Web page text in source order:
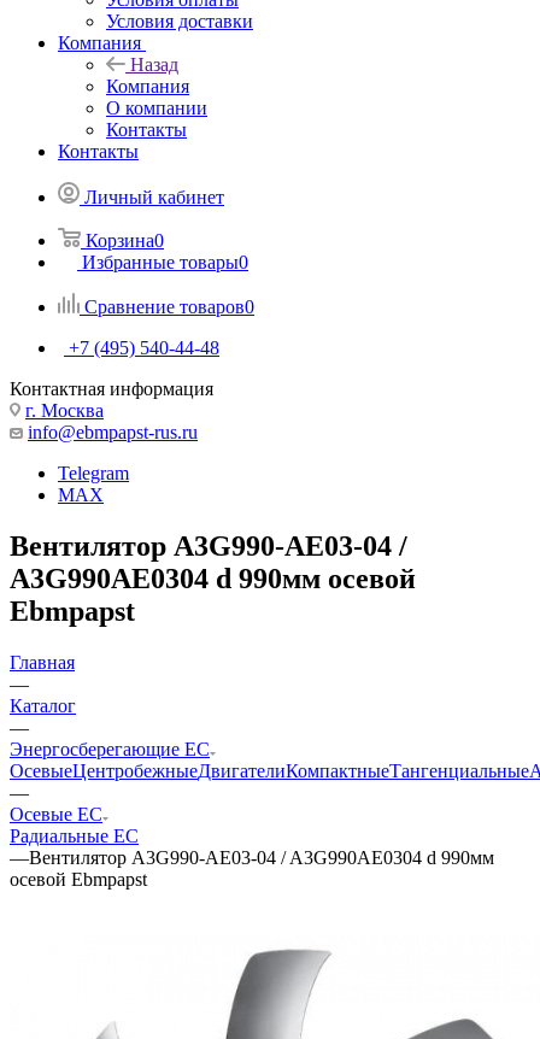
Условия доставки
Компания
Назад
Компания
О компании
Контакты
Контакты
Личный кабинет
Корзина0
Избранные товары0
Сравнение товаров0
+7 (495) 540-44-48
Контактная информация
г. Москва
info@ebmpapst-rus.ru
Telegram
MAX
Вентилятор A3G990-AE03-04 /
A3G990AE0304 d 990мм осевой
Ebmpapst
Главная
—
Каталог
—
Энергосберегающие EC
ОсевыеЦентробежныеДвигателиКомпактныеТангенциальные
—
Осевые EC
Радиальные EC
—Вентилятор A3G990-AE03-04 / A3G990AE0304 d 990мм
осевой Ebmpapst